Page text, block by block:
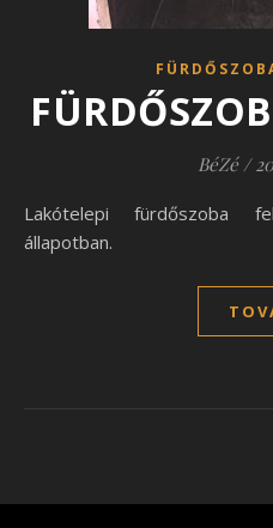
BéZé /
Lakótelepi fürdőszoba felújításunk majdnem kész
állapotban.